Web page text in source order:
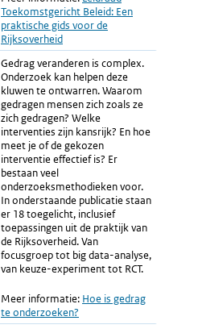
link:
Toekomstgericht Beleid: Een
praktische gids voor de
Rijksoverheid
Gedrag veranderen is complex.
Onderzoek kan helpen deze
kluwen te ontwarren. Waarom
gedragen mensen zich zoals ze
zich gedragen? Welke
interventies zijn kansrijk? En hoe
meet je of de gekozen
interventie effectief is? Er
bestaan veel
onderzoeksmethodieken voor.
In onderstaande publicatie staan
er 18 toegelicht, inclusief
toepassingen uit de praktijk van
de Rijksoverheid. Van
focusgroep tot big data-analyse,
van keuze-experiment tot RCT.
Meer informatie: Externe
Hoe is gedrag
te onderzoeken?